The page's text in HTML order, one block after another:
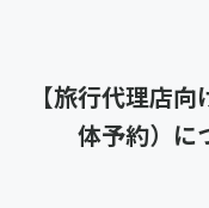
【旅行代理店
体予約）に